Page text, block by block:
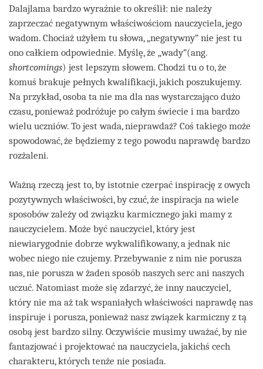
Dalajlama bardzo wyraźnie to określił: nie należy
zaprzeczać negatywnym właściwościom nauczyciela, jego
wadom. Chociaż użyłem tu słowa, „negatywny” nie jest tu
ono całkiem odpowiednie. Myślę, że „wady”(ang.
shortcomings) jest lepszym słowem. Chodzi tu o to, że
komuś brakuje pełnych kwalifikacji, jakich poszukujemy.
Na przykład, osoba ta nie ma dla nas wystarczająco dużo
czasu, ponieważ podróżuje po całym świecie i ma bardzo
wielu uczniów. To jest wada, nieprawdaż? Coś takiego może
spowodować, że będziemy z tego powodu naprawdę bardzo
rozżaleni.
Ważną rzeczą jest to, by istotnie czerpać inspirację z owych
pozytywnych właściwości, by czuć, że inspiracja na wiele
sposobów zależy od związku karmicznego jaki mamy z
nauczycielem. Może być nauczyciel, który jest
niewiarygodnie dobrze wykwalifikowany, a jednak nic
wobec niego nie czujemy. Przebywanie z nim nie porusza
nas, nie porusza w żaden sposób naszych serc ani naszych
uczuć. Natomiast może się zdarzyć, że inny nauczyciel,
który nie ma aż tak wspaniałych właściwości naprawdę nas
inspiruje i porusza, ponieważ nasz związek karmiczny z tą
osobą jest bardzo silny. Oczywiście musimy uważać, by nie
fantazjować i projektować na nauczyciela, jakichś cech
charakteru, których tenże nie posiada.